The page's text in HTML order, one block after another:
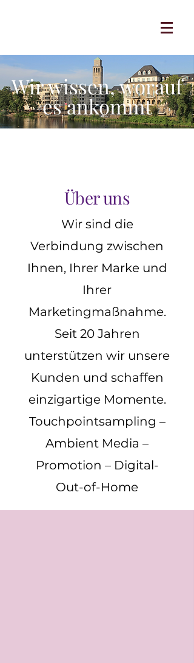
Wir wissen, worauf
es ankommt
Über uns
Wir sind die
Verbindung zwischen
Ihnen, Ihrer Marke und
Ihrer
Marketingmaßnahme.
Seit 20 Jahren
unterstützen wir unsere
Kunden und schaffen
einzigartige Momente.
Touchpointsampling –
Ambient Media –
Promotion – Digital-
Out-of-Home